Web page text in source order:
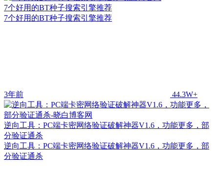
7个好用的BT种子搜索引擎推荐
7个好用的BT种子搜索引擎推荐
3年前 44.3W+
逆向工具：PC端卡密网络验证破解神器V1.6，功能更多，部
分验证通杀
逆向工具：PC端卡密网络验证破解神器V1.6，功能更多，部
分验证通杀